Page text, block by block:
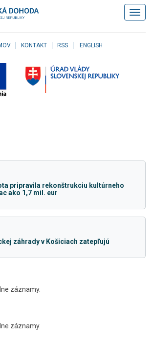
KONTAKT RSS ENGLISH
pripravila rekonštrukciu kultúrneho
ako 1,7 mil. eur
záhrady v Košiciach zatepľujú
záznamy.
záznamy.